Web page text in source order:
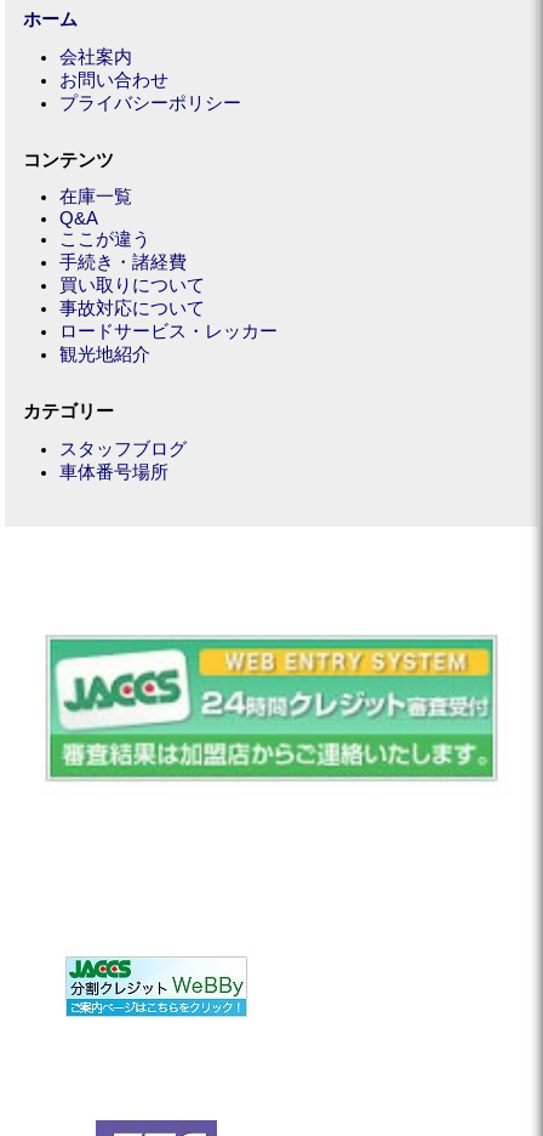
ホーム
会社案内
お問い合わせ
プライバシーポリシー
コンテンツ
在庫一覧
Q&A
ここが違う
手続き・諸経費
買い取りについて
事故対応について
ロードサービス・レッカー
観光地紹介
カテゴリー
スタッフブログ
車体番号場所